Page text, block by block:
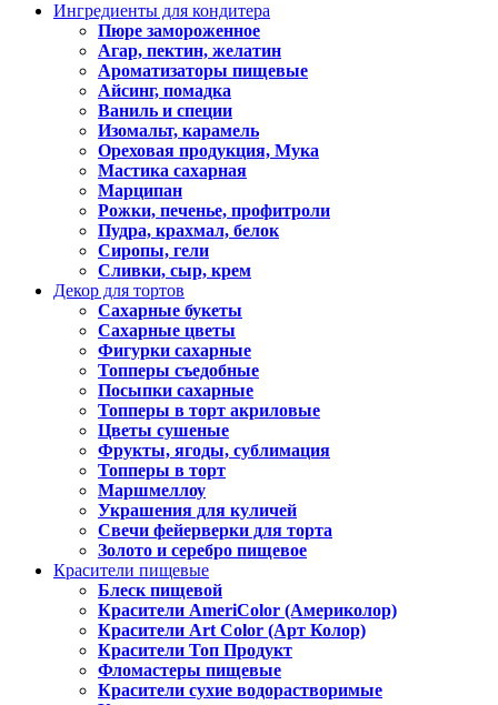
Ингредиенты для кондитера
Пюре замороженное
Агар, пектин, желатин
Ароматизаторы пищевые
Айсинг, помадка
Ваниль и специи
Изомальт, карамель
Ореховая продукция, Мука
Мастика сахарная
Марципан
Рожки, печенье, профитроли
Пудра, крахмал, белок
Сиропы, гели
Сливки, сыр, крем
Декор для тортов
Сахарные букеты
Сахарные цветы
Фигурки сахарные
Топперы съедобные
Посыпки сахарные
Топперы в торт акриловые
Цветы сушеные
Фрукты, ягоды, сублимация
Топперы в торт
Маршмеллоу
Украшения для куличей
Свечи фейерверки для торта
Золото и серебро пищевое
Красители пищевые
Блеск пищевой
Красители AmeriColor (Америколор)
Красители Art Color (Арт Колор)
Красители Топ Продукт
Фломастеры пищевые
Красители сухие водорастворимые